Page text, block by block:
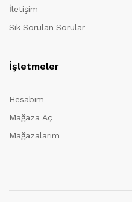
İletişim
Sık Sorulan Sorular
İşletmeler
Hesabım
Mağaza Aç
Mağazalarım